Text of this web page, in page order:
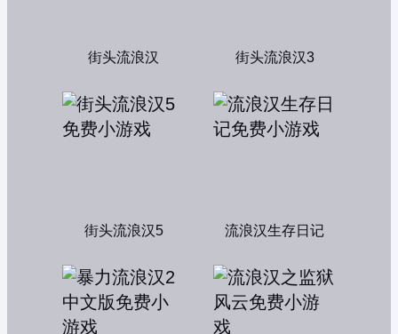
街头流浪汉 街头流浪汉3
街头流浪汉5 流浪汉生存日记